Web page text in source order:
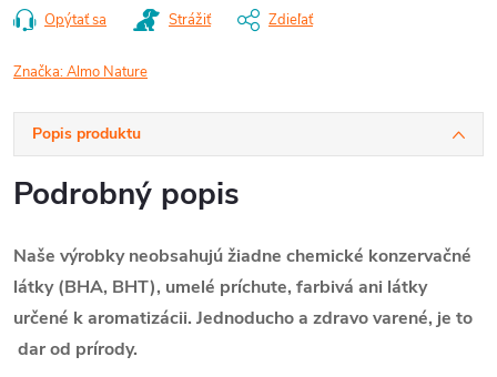
Opýtať sa Strážiť Zdieľať
Značka:Almo Nature
Popis produktu
Podrobný popis
Naše výrobky neobsahujú žiadne chemické konzervačné
látky (BHA, BHT), umelé príchute, farbivá ani látky
určené k aromatizácii. Jednoducho a zdravo varené, je to
dar od prírody.